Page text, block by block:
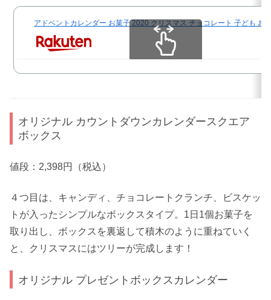
アドベントカレンダー お菓子 2020 クリスマス チョコレート 子ども
オリジナル カウントダウンカレンダースクエア
ボックス
値段：2,398円（税込）
４つ目は、キャンディ、チョコレートクランチ、ビスケッ
トが入ったシンプルなボックスタイプ。1日1個お菓子を
取り出し、ボックスを裏返して積木のように重ねていく
と、クリスマスにはツリーが完成します！
オリジナル プレゼントボックスカレンダー